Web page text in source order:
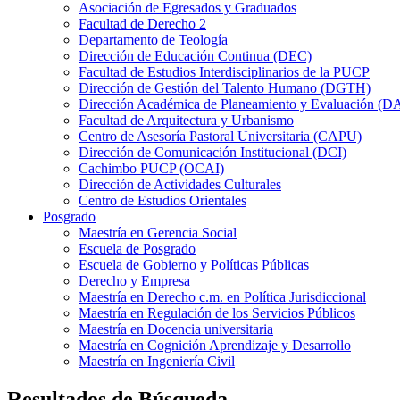
Asociación de Egresados y Graduados
Facultad de Derecho 2
Departamento de Teología
Dirección de Educación Continua (DEC)
Facultad de Estudios Interdisciplinarios de la PUCP
Dirección de Gestión del Talento Humano (DGTH)
Dirección Académica de Planeamiento y Evaluación
Facultad de Arquitectura y Urbanismo
Centro de Asesoría Pastoral Universitaria (CAPU)
Dirección de Comunicación Institucional (DCI)
Cachimbo PUCP (OCAI)
Dirección de Actividades Culturales
Centro de Estudios Orientales
Posgrado
Maestría en Gerencia Social
Escuela de Posgrado
Escuela de Gobierno y Políticas Públicas
Derecho y Empresa
Maestría en Derecho c.m. en Política Jurisdiccional
Maestría en Regulación de los Servicios Públicos
Maestría en Docencia universitaria
Maestría en Cognición Aprendizaje y Desarrollo
Maestría en Ingeniería Civil